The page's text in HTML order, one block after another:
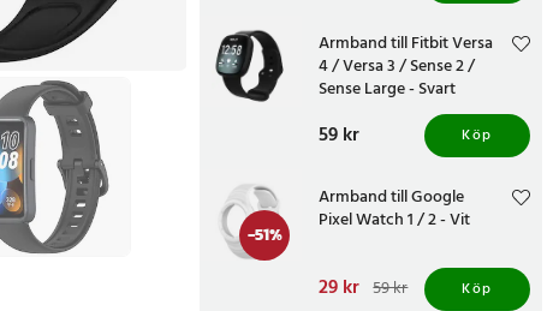
Armband till Fitbit Versa
4 / Versa 3 / Sense 2 /
Sense Large - Svart
Pris:59 kr
59 kr Köp
-51%
Armband till Google
Pixel Watch 1 / 2 - Vit
Nuvarande pris
Tidigare pris 59 kr
29 kr 59 kr Köp